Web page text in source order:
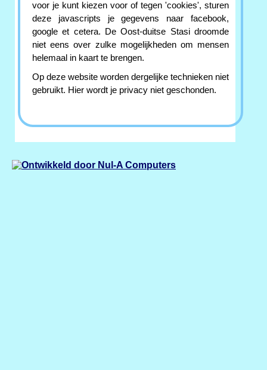
voor je kunt kiezen voor of tegen 'cookies', sturen
deze javascripts je gegevens naar facebook,
google et cetera. De Oost-duitse Stasi droomde
niet eens over zulke mogelijkheden om mensen
helemaal in kaart te brengen.
Op deze website worden dergelijke technieken niet
gebruikt. Hier wordt je privacy niet geschonden.